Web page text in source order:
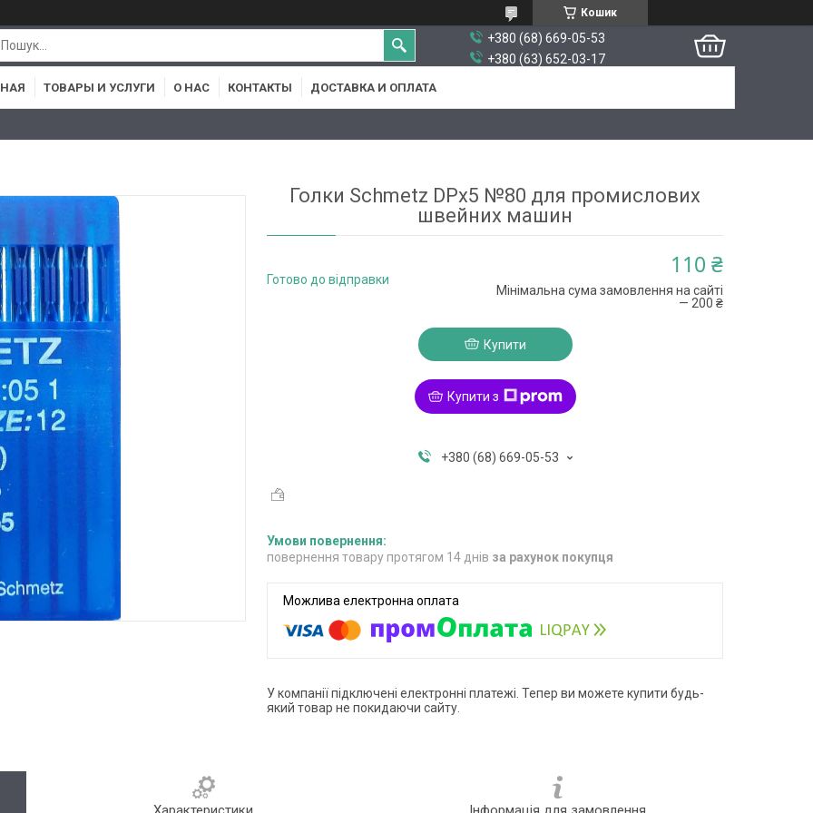
Кошик
+380 (68) 669-05-53
+380 (63) 652-03-17
ТОВАРЫ И УСЛУГИ О НАС КОНТАКТЫ ДОСТАВКА И ОПЛАТА
Голки Schmetz DPx5 №80 для промислових
швейних машин
Готово до відправки
110 ₴
Мінімальна сума замовлення на сайті
— 200 ₴
Купити
Купити з
+380 (68) 669-05-53
повернення товару протягом 14 днів за рахунок покупця
У компанії підключені електронні платежі. Тепер ви можете купити будь-
який товар не покидаючи сайту.